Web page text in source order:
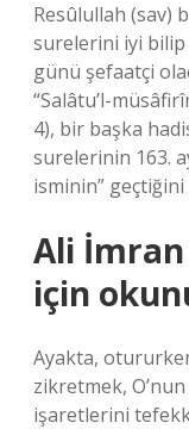
Resûlullah (sav)
surelerini iyi bilip
günü şefaatçi
“Salâtu’l-
4), bir başka
surelerinin 163.
isminin”
Ali
için
Ayakta,
zikretmek,
işaretlerini